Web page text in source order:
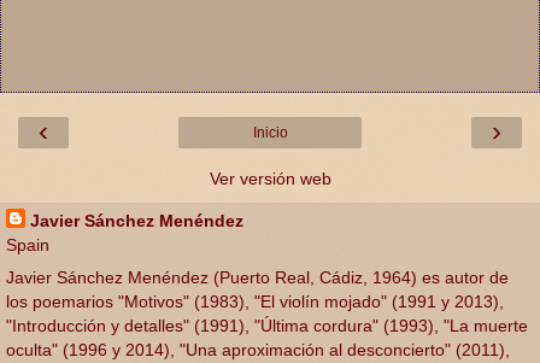
‹ ›
Inicio
Ver versión web
Javier Sánchez Menéndez
Spain
Javier Sánchez Menéndez (Puerto Real, Cádiz, 1964) es autor de
los poemarios "Motivos" (1983), "El violín mojado" (1991 y 2013),
"Introducción y detalles" (1991), "Última cordura" (1993), "La muerte
oculta" (1996 y 2014), "Una aproximación al desconcierto" (2011),